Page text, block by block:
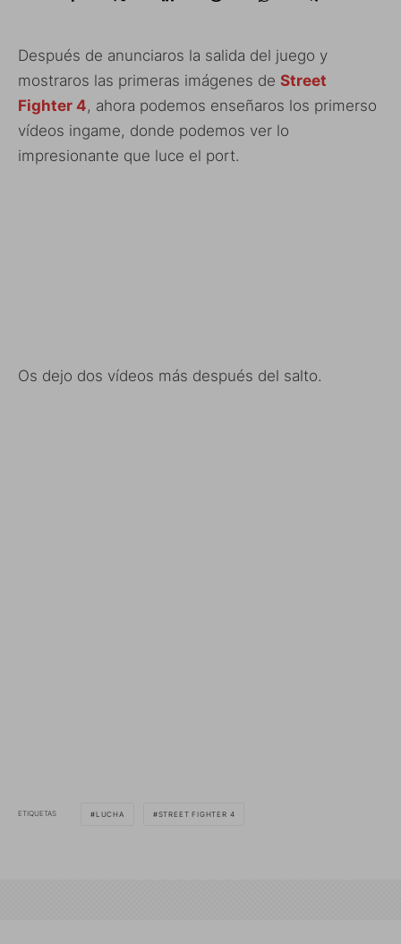
Después de anunciaros la salida del juego y
mostraros las primeras imágenes de Street
Fighter 4, ahora podemos enseñaros los primerso
vídeos ingame, donde podemos ver lo
impresionante que luce el port.
Os dejo dos vídeos más después del salto.
ETIQUETAS LUCHA STREET FIGHTER 4